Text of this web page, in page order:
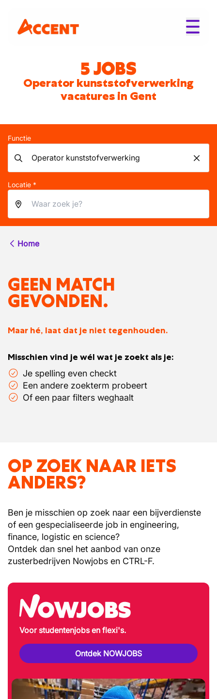
5 JOBS
Operator kunststofverwerking
vacatures in Gent
Functie
Locatie *
Home
GEEN MATCH
GEVONDEN.
Maar hé, laat dat je niet tegenhouden.
Misschien vind je wél wat je zoekt als je:
Je spelling even checkt
Een andere zoekterm probeert
Of een paar filters weghaalt
OP ZOEK NAAR IETS
ANDERS?
Ben je misschien op zoek naar een bijverdienste
of een gespecialiseerde job in engineering,
finance, logistic en science?
Ontdek dan snel het aanbod van onze
zusterbedrijven Nowjobs en CTRL-F.
Voor studentenjobs en flexi's.
Ontdek NOWJOBS